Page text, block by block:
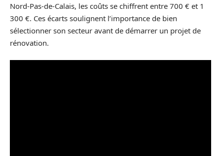
Nord-Pas-de-Calais, les coûts se chiffrent entre 700 € et 1
300 €. Ces écarts soulignent l’importance de bien
sélectionner son secteur avant de démarrer un projet de
rénovation.